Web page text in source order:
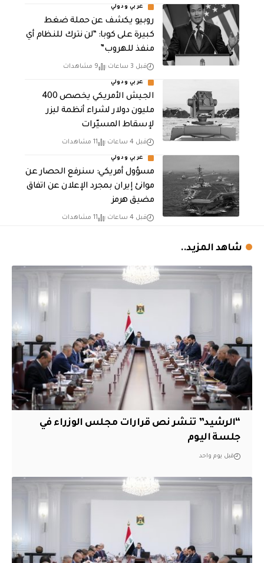
عربي ودولي
روبيو يكشف عن حملة ضغط
كبيرة على كوبا: “لن نترك للنظام أي
منفذ للهروب”
قبل 3 ساعات 9 مشاهدات
عربي ودولي
الجيش الأمريكي يخصص 400
مليون دولار لشراء أنظمة ليزر
لإسقاط المسيّرات
قبل 4 ساعات 11 مشاهدات
عربي ودولي
مسؤول أمريكي: سنرفع الحصار عن
موانئ إيران بمجرد الإعلان عن اتفاق
مضيق هرمز
قبل 4 ساعات 11 مشاهدات
شاهد المزيد..
“الرشيد” تنشر نص قرارات مجلس الوزراء في
جلسة اليوم
قبل يوم واحد